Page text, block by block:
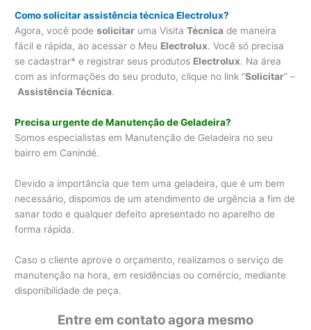
Como solicitar assistência técnica Electrolux?
Agora, você podesolicitar uma VisitaTécnica de maneira
fácil e rápida, ao acessar o Meu Electrolux. Você só precisa
se cadastrar* e registrar seus produtos Electrolux. Na área
com as informações do seu produto, clique no link “Solicitar” –
Assistência Técnica.
Precisa urgente de Manutenção de Geladeira?
Somos especialistas em Manutenção de Geladeira no seu
bairro em Canindé.
Devido a importância que tem uma geladeira, que é um bem
necessário, dispomos de um atendimento de urgência a fim de
sanar todo e qualquer defeito apresentado no aparelho de
forma rápida.
Caso o cliente aprove o orçamento, realizamos o serviço de
manutenção na hora, em residências ou comércio, mediante
disponibilidade de peça.
Entre em contato agora mesmo